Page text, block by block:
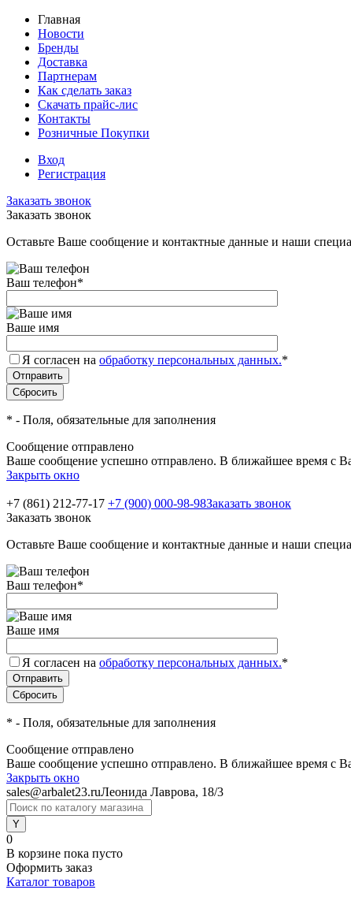
Главная
Новости
Бренды
Доставка
Партнерам
Как сделать заказ
Скачать прайс-лис
Контакты
Розничные Покупки
Вход
Регистрация
Заказать звонок
Заказать звонок
Оставьте Ваше сообщение и контактные данные и наши
Ваш телефон*
Ваше имя
Я согласен на обработку персональных данных.*
* - Поля, обязательные для заполнения
Сообщение отправлено
Ваше сообщение успешно отправлено. В ближайшее время с
Закрыть окно
+7 (861) 212-77-17 +7 (900) 000-98-98Заказать звонок
Заказать звонок
Оставьте Ваше сообщение и контактные данные и наши
Ваш телефон*
Ваше имя
Я согласен на обработку персональных данных.*
* - Поля, обязательные для заполнения
Сообщение отправлено
Ваше сообщение успешно отправлено. В ближайшее время с
Закрыть окно
sales@arbalet23.ruЛеонида Лаврова, 18/3
0
В корзине пока пусто
Оформить заказ
Каталог товаров